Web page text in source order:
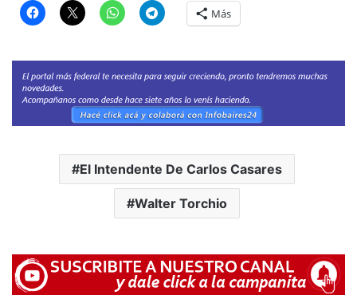
Más
El Intendente De Carlos Casares
Walter Torchio